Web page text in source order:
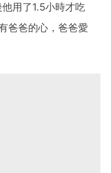
用了1.5小時才吃
爸爸的心，爸爸愛